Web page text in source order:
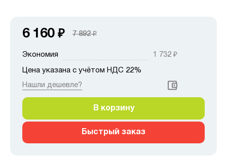
6 160 ₽ 7 892₽
Экономия 1 732 ₽
Цена указана с учётом НДС 22%
Нашли дешевле?
В корзину
Быстрый заказ